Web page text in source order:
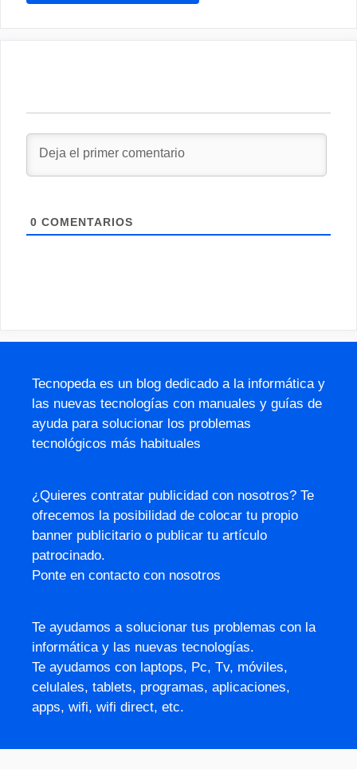
0 COMENTARIOS
Tecnopeda es un blog dedicado a la informática y
las nuevas tecnologías con manuales y guías de
ayuda para solucionar los problemas
tecnológicos más habituales
¿Quieres contratar publicidad con nosotros? Te
ofrecemos la posibilidad de colocar tu propio
banner publicitario o publicar tu artículo
patrocinado.
Ponte en contacto con nosotros
Te ayudamos a solucionar tus problemas con la
informática y las nuevas tecnologías.
Te ayudamos con laptops, Pc, Tv, móviles,
celulales, tablets, programas, aplicaciones,
apps, wifi, wifi direct, etc.